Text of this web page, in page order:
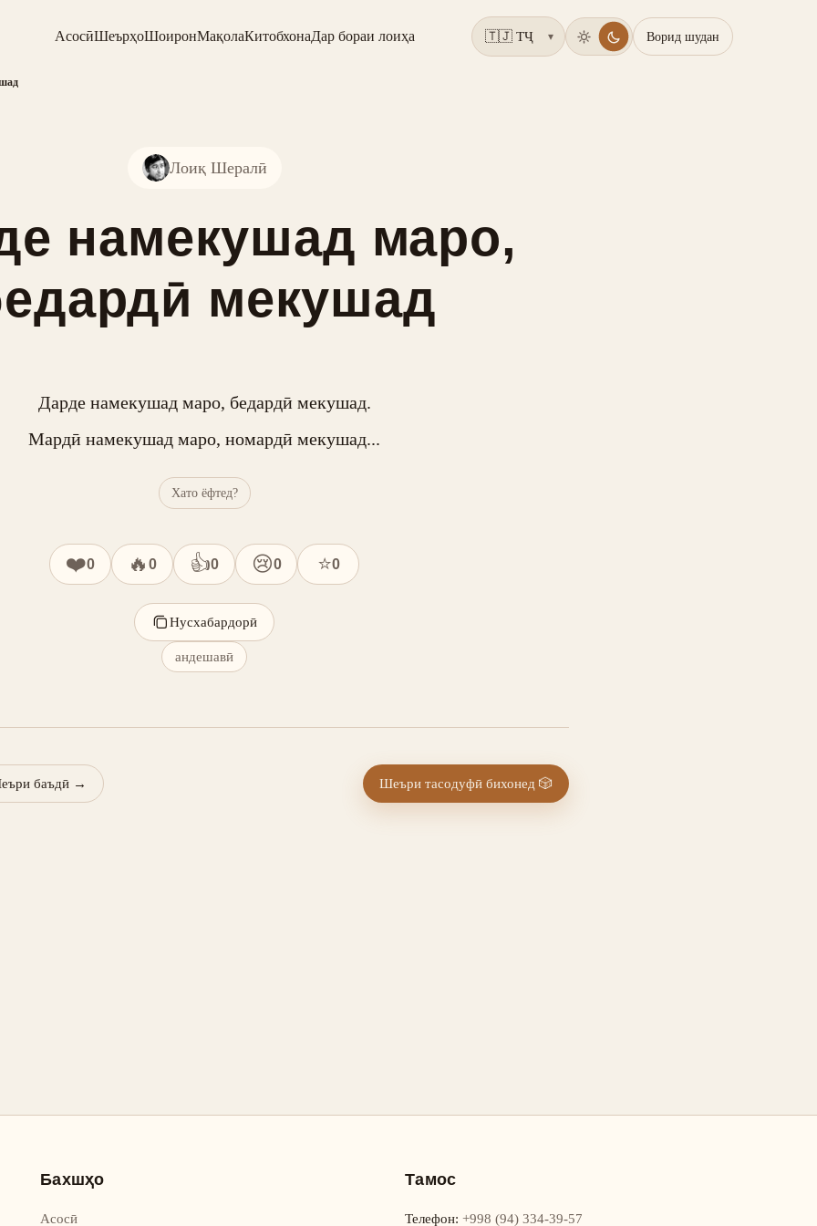
АсосӣШеърҳоШоиронМақолаКитобхонаДар бораи лоиҳа ▾ Ворид шудан
Лоиқ Шералӣ
намекушад маро,
мекушад
Дарде намекушад маро, бедардӣ мекушад.
Мардӣ намекушад маро, номардӣ мекушад...
Хато ёфтед?
❤️0 🔥 0 👍0 😢0 ⭐0
Нусхабардорӣ
андешавӣ
баъдӣ → Шеъри тасодуфӣ бихонед 🎲
Бахшҳо
Асосӣ
Тамос
Телефон: +998 (94) 334-39-57